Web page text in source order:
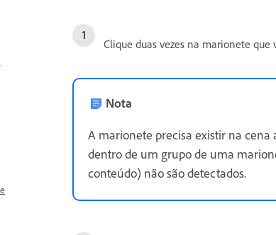
Clique duas vezes na marionete
Nota
A marionete precisa existir na
dentro de um grupo de uma
conteúdo) não são detectados.